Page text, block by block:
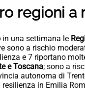
regioni a
in una settimana le
sono a rischio
e 7 riportano
e Toscana; sono a
autonoma di
in Emilia